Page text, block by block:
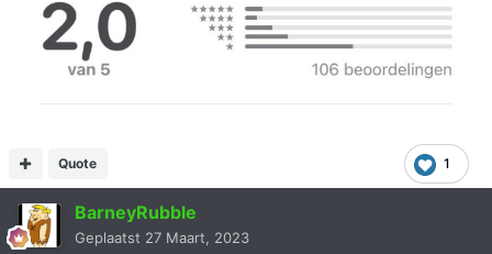
1
Quote
BarneyRubble
Geplaatst 27 Maart, 2023